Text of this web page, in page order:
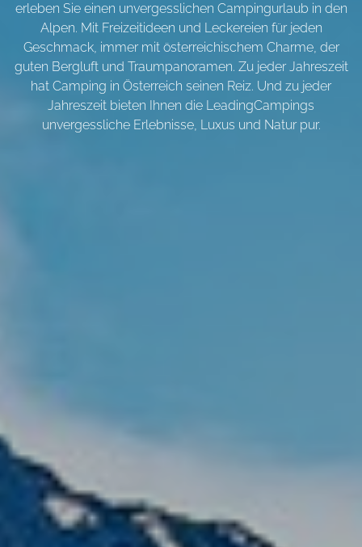
erleben Sie einen unvergesslichen Campingurlaub in den
Alpen. Mit Freizeitideen und Leckereien für jeden
Geschmack, immer mit österreichischem Charme, der
guten Bergluft und Traumpanoramen. Zu jeder Jahreszeit
hat Camping in Österreich seinen Reiz. Und zu jeder
Jahreszeit bieten Ihnen die LeadingCampings
unvergessliche Erlebnisse, Luxus und Natur pur.